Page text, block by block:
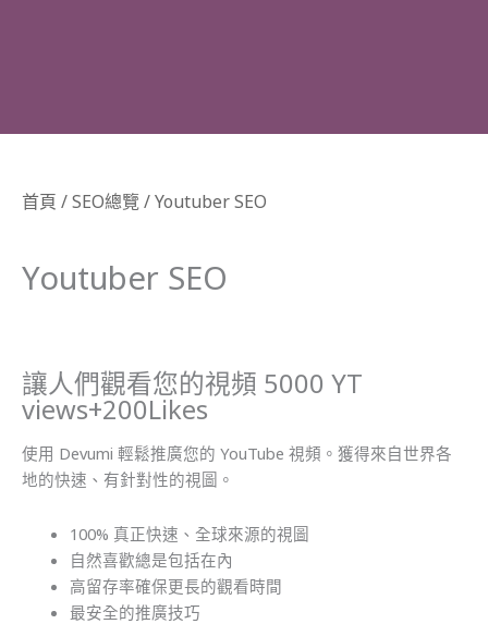
首頁 /SEO總覽 / Youtuber SEO
Youtuber SEO
讓人們觀看您的視頻 5000 YT
views+200Likes
使用 Devumi 輕鬆推廣您的 YouTube 視頻。獲得來自世界各
地的快速、有針對性的視圖。
100% 真正快速、全球來源的視圖
自然喜歡總是包括在內
高留存率確保更長的觀看時間
最安全的推廣技巧